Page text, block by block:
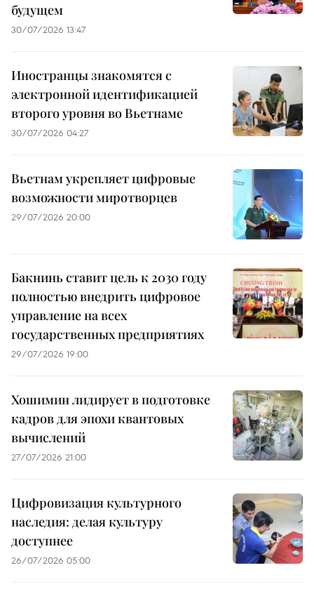
будущем
30/07/2026 13:47
Иностранцы знакомятся с
электронной идентификацией
второго уровня во Вьетнаме
30/07/2026 04:27
Вьетнам укрепляет цифровые
возможности миротворцев
29/07/2026 20:00
Бакнинь ставит цель к 2030 году
полностью внедрить цифровое
управление на всех
государственных предприятиях
29/07/2026 19:00
Хошимин лидирует в подготовке
кадров для эпохи квантовых
вычислений
27/07/2026 21:00
Цифровизация культурного
наследия: делая культуру
доступнее
26/07/2026 05:00